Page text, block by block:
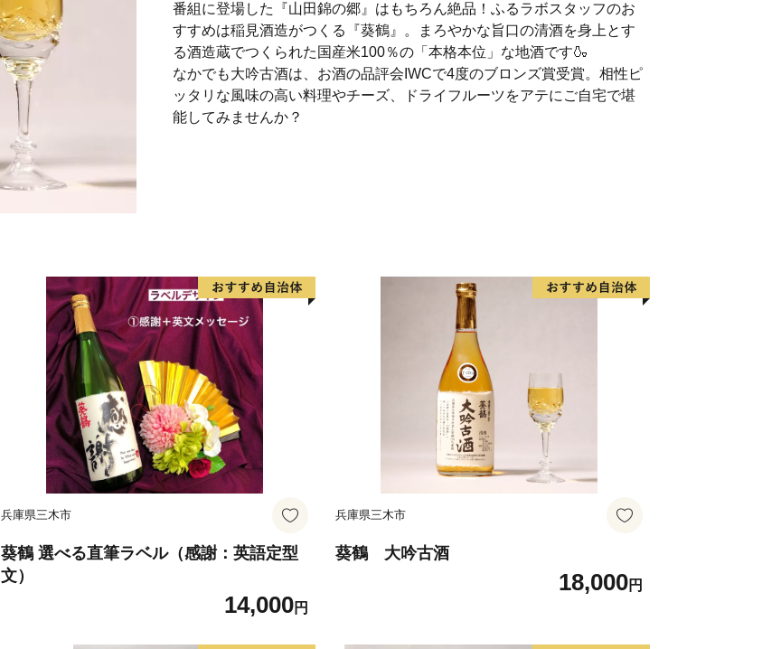
番組に登場した『山田錦の郷』はもちろん絶品！ふるラボスタッフのお
すすめは稲見酒造がつくる『葵鶴』。まろやかな旨口の清酒を身上とす
る酒造蔵でつくられた国産米100％の「本格本位」な地酒です🍶
なかでも大吟古酒は、お酒の品評会IWCで4度のブロンズ賞受賞。相性ピ
ッタリな風味の高い料理やチーズ、ドライフルーツをアテにご自宅で堪
能してみませんか？
兵庫県三木市
葵鶴 選べる直筆ラベル（感謝：英語定型
文）
14,000円
兵庫県三木市
葵鶴 大吟古酒
18,000円